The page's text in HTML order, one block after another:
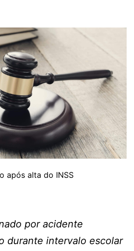
após alta do INSS
por acidente
durante intervalo escolar